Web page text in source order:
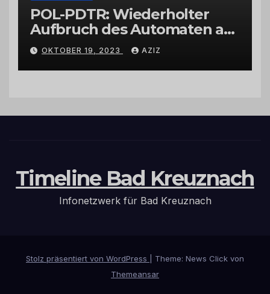
POL-PDTR: Wiederholter
Aufbruch des Automaten am
Wohnmobilstellplatz in
Hermeskeil am Labachweg
OKTOBER 19, 2023 AZIZ
Timeline Bad Kreuznach
Infonetzwerk für Bad Kreuznach
Stolz präsentiert von WordPress
Theme: News Click von
Themeansar